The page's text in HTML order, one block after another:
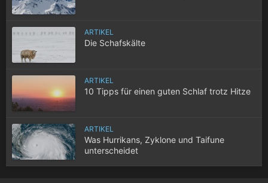
ARTIKEL
Die Schafskälte
ARTIKEL
10 Tipps für einen guten Schlaf trotz Hitze
ARTIKEL
Was Hurrikans, Zyklone und Taifune
unterscheidet